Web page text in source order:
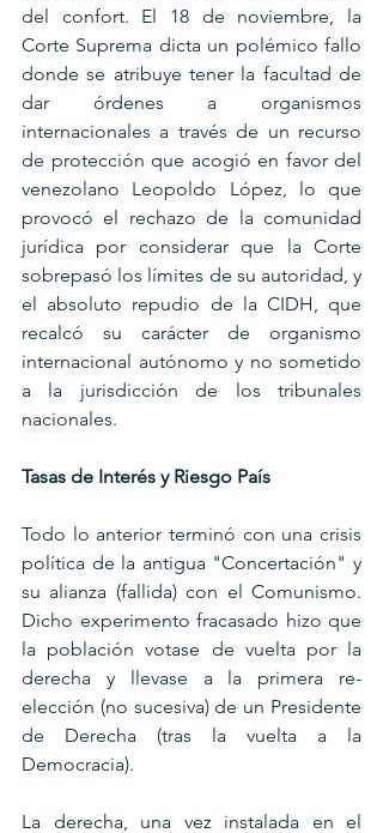
del confort. El 18 de noviembre, la
Corte Suprema dicta un polémico fallo
donde se atribuye tener la facultad de
dar órdenes a organismos
internacionales a través de un recurso
de protección que acogió en favor del
venezolano Leopoldo López, lo que
provocó el rechazo de la comunidad
jurídica por considerar que la Corte
sobrepasó los límites de su autoridad, y
el absoluto repudio de la CIDH, que
recalcó su carácter de organismo
internacional autónomo y no sometido
a la jurisdicción de los tribunales
nacionales.
Tasas de Interés y Riesgo País
Todo lo anterior terminó con una crisis
política de la antigua "Concertación" y
su alianza (fallida) con el Comunismo.
Dicho experimento fracasado hizo que
la población votase de vuelta por la
derecha y llevase a la primera re-
elección (no sucesiva) de un Presidente
de Derecha (tras la vuelta a la
Democracia).
La derecha, una vez instalada en el